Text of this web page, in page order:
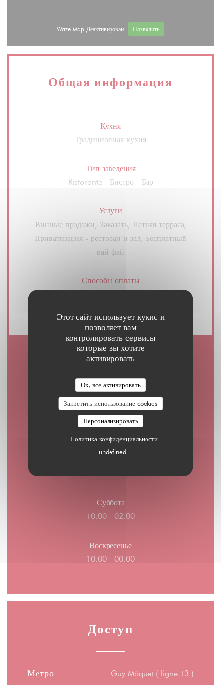
Этот сайт использует кукис и
позволяет вам
контролировать сервисы
которые вы хотите
активировать
Ок, все активировать
Запретить использование cookies
Персонализировать
Политика конфиденциальности
undefined
Waze Map Деактивирован. Позволить
Общая информация
Кухня
Традиционная кухня
Тип заведения
Ristorante - Бистро - Бар
Услуги
Винные продажи, Заказать, Летняя терраса,
Приватизация - ресторан и зал, Бесплатный
вай-фай
Способы оплаты
виза, Маэстро, Денежные средства, Дебетовая
Часы работы
П�-Ч�
08:00 - 01:00
Суббота
10:00 - 02:00
Воскресенье
10:00 - 00:00
Доступ
Метро Guy Môquet ( ligne 13 )